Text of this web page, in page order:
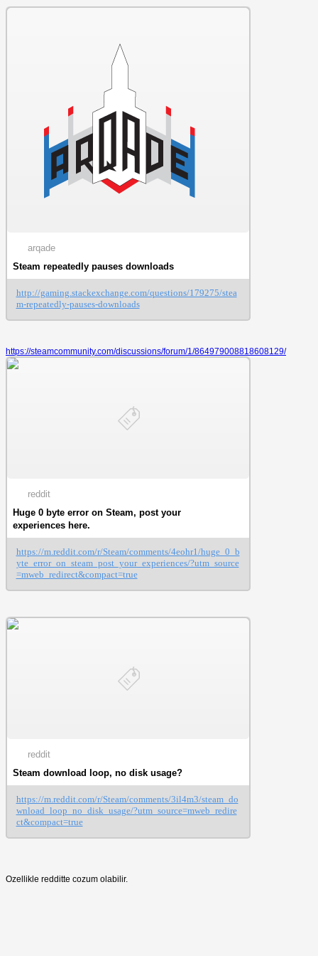
Steam Disk Kullanımı Kaç Olmalı:
Steam disk kullanımı, indirilen veya güncellenen
oyunun boyutuna bağlı olarak değişir. Küçük
oyunlar için daha yüksek olacaktır. Genel olarak,
Steam disk kullanımı %20-30 aralığında olmalıdır.
Steam İndirme Disk Kullanımı 0:
Steam indirme disk kullanımı 0 sorunu, yukarıda
belirtilen nedenlerden kaynaklanabilir. Yukarıdaki
çözümleri uyguladıktan sonra sorun devam ederse,
Steam desteğiyle iletişime geçmeyi deneyebilirsiniz.
arqade
Steam repeatedly pauses downloads
http://gaming.stackexchange.com/questions/179275/stea
m-repeatedly-pauses-downloads
https://steamcommunity.com/discussions/forum/1/864979008818608129/
reddit
Huge 0 byte error on Steam, post your
experiences here.
https://m.reddit.com/r/Steam/comments/4eohr1/huge_0_b
yte_error_on_steam_post_your_experiences/?utm_source
=mweb_redirect&compact=true
reddit
Steam download loop, no disk usage?
https://m.reddit.com/r/Steam/comments/3il4m3/steam_do
wnload_loop_no_disk_usage/?utm_source=mweb_redire
ct&compact=true
Ozellikle redditte cozum olabilir.